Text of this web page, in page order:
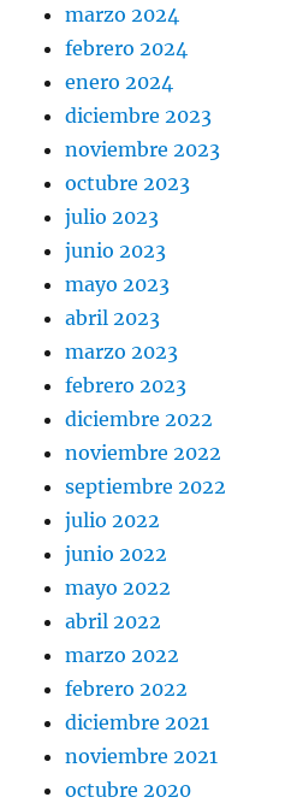
marzo 2024
febrero 2024
enero 2024
diciembre 2023
noviembre 2023
octubre 2023
julio 2023
junio 2023
mayo 2023
abril 2023
marzo 2023
febrero 2023
diciembre 2022
noviembre 2022
septiembre 2022
julio 2022
junio 2022
mayo 2022
abril 2022
marzo 2022
febrero 2022
diciembre 2021
noviembre 2021
octubre 2020